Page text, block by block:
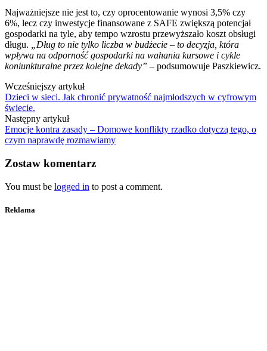
Najważniejsze nie jest to, czy oprocentowanie wynosi 3,5% czy
6%, lecz czy inwestycje finansowane z SAFE zwiększą potencjał
gospodarki na tyle, aby tempo wzrostu przewyższało koszt obsługi
długu.
„Dług to nie tylko liczba w budżecie – to decyzja, która
wpływa na odporność gospodarki na wahania kursowe i cykle
koniunkturalne przez kolejne dekady” – podsumowuje Paszkiewicz.
Wcześniejszy artykuł
Dzieci w sieci. Jak chronić prywatność najmłodszych w cyfrowym
świecie.
Następny artykuł
Emocje kontra zasady – Domowe konflikty rzadko dotyczą tego, o
czym naprawdę rozmawiamy
Zostaw komentarz
You must be logged in to post a comment.
Reklama